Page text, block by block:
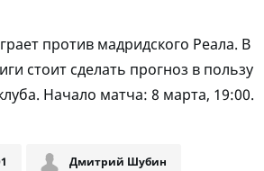
против мадридского Реала. В
стоит сделать прогноз в пользу
Начало матча: 8 марта, 19:00.
Дмитрий Шубин